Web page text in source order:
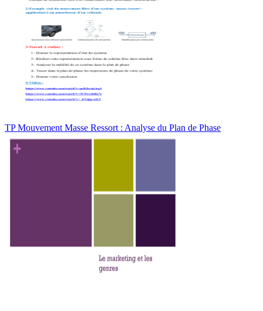
TP Mouvement Masse Ressort : Analyse du Plan de Phase